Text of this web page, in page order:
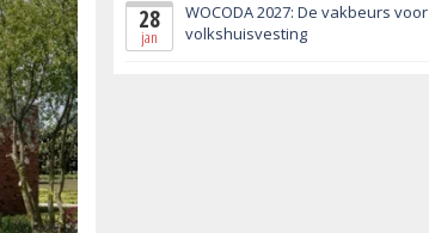
28
jan
WOCODA 2027: De vakbeurs voor
volkshuisvesting